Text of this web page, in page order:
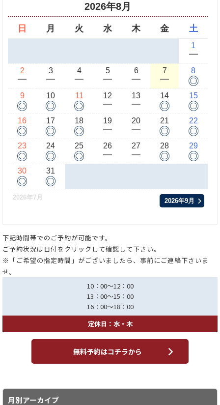
2026年8月
日 月 火 水 木 金 土
1
ー
2
ー
3
ー
4
ー
5
ー
6
ー
7
ー
8
◎
9
◎
10
◎
11
◎
12
ー
13
ー
14
◎
15
◎
16
◎
17
◎
18
◎
19
ー
20
ー
21
◎
22
◎
23
◎
24
◎
25
◎
26
ー
27
ー
28
◎
29
◎
30
◎
31
◎
2026年7月 2026年9月
下記時間帯でのご予約が可能です。
ご予約状況は日付をクリックして確認して下さい。
※「ご希望の指定時間」がございましたら、事前にご連絡下さいま
せ。
10：00～12：00
13：00～15：00
16：00～18：00
定休日：水・木
無料予約はコチラから
月別アーカイブ